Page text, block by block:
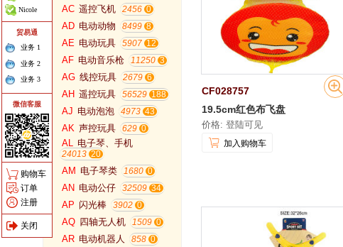
Nicole
贸易通
业务 1
业务 2
业务 3
微信客服
购物车
订单
注册
关闭
AC 遥控飞机 2456
AD 电动动物 8499
AE 电动玩具 5907
AF 电动音乐枪 11250
AG 线控玩具 2679
AH 遥控玩具 56529
AJ 电动泡泡 4973
AK 声控玩具 629
AL 电子琴、手机
24013
AM 电子琴类 1680
AN 电动公仔 32509
AP 闪光棒 3902
AQ 四轴无人机 1509
AR 电动机器人 858
CF028757
19.5cm红色布飞盘
价格: 登陆可见
加入购物车